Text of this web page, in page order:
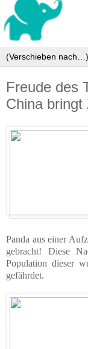
Freude des
China bringt
Panda aus einer
gebracht! Diese
Population dieser
gefährdet.